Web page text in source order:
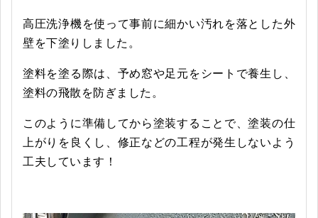
高圧洗浄機を使って事前に細かい汚れを落とした外
壁を下塗りしました。
塗料を塗る際は、予め窓や足元をシートで養生し、
塗料の飛散を防ぎました。
このように準備してから塗装することで、塗装の仕
上がりを良くし、修正などの工程が発生しないよう
工夫しています！